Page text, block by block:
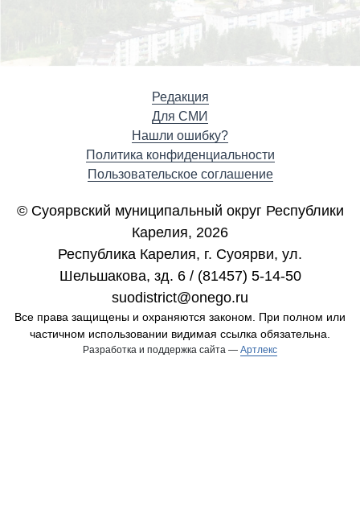
Редакция
Для СМИ
Нашли ошибку?
Политика конфиденциальности
Пользовательское соглашение
© Суоярвский муниципальный округ Республики
Карелия, 2026
Республика Карелия, г. Cуоярви, ул.
Шельшакова, зд. 6 / (81457) 5-14-50
suodistrict@onego.ru
Все права защищены и охраняются законом. При полном или
частичном использовании видимая ссылка обязательна.
Разработка и поддержка сайта — Артлекс